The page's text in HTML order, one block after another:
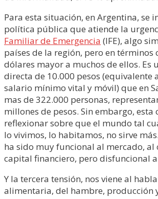
Para esta situación, en Argentina, se
política pública que atiende la
Familiar de Emergencia (IFE), algo
países de la región, pero en términos
dólares mayor a muchos de ellos. Es
directa de 10.000 pesos (equivalente
salario mínimo vital y móvil) que en
mas de 322.000 personas,
millones de pesos. Sin embargo, esta
reflexionar sobre que el mundo tal
lo vivimos, lo habitamos, no sirve
ha sido muy funcional al mercado, al
capital financiero, pero disfuncional
Y la tercera tensión, nos viene al
alimentaria, del hambre, producción